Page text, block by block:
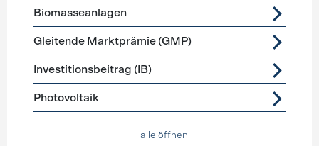
Förderprogramme
Biomasseanlagen
Gleitende Marktprämie (GMP)
Investitionsbeitrag (IB)
Photovoltaik
+ alle öffnen